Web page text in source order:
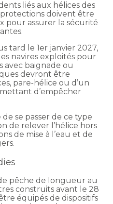
liés aux hélices des
doivent être
pour assurer la sécurité
tard le 1er janvier 2027,
navires exploités pour
avec baignade ou
devront être
pare-hélice ou d’un
d’empêcher
de se passer de ce type
de relever l’hélice hors
de mise à l’eau et de
pêche de longueur au
construits avant le 28
équipés de dispositifs